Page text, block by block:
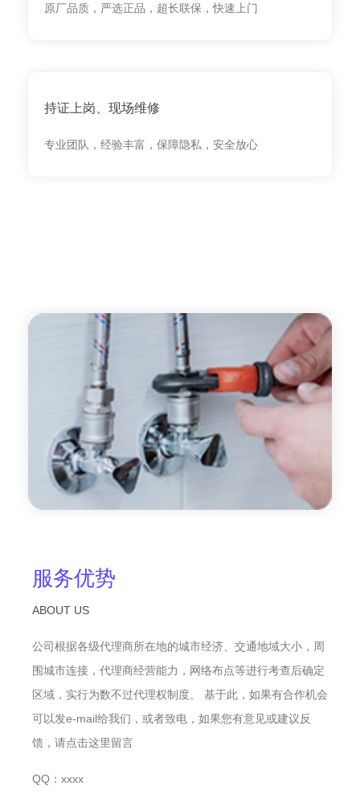
原厂品质，严选正品，超长联保，快速上门
持证上岗、现场维修
专业团队，经验丰富，保障隐私，安全放心
服务优势
ABOUT US
公司根据各级代理商所在地的城市经济、交通地域大小，周
围城市连接，代理商经营能力，网络布点等进行考查后确定
区域，实行为数不过代理权制度。 基于此，如果有合作机会
可以发e-mail给我们，或者致电，如果您有意见或建议反
馈，请点击这里留言
QQ：xxxx